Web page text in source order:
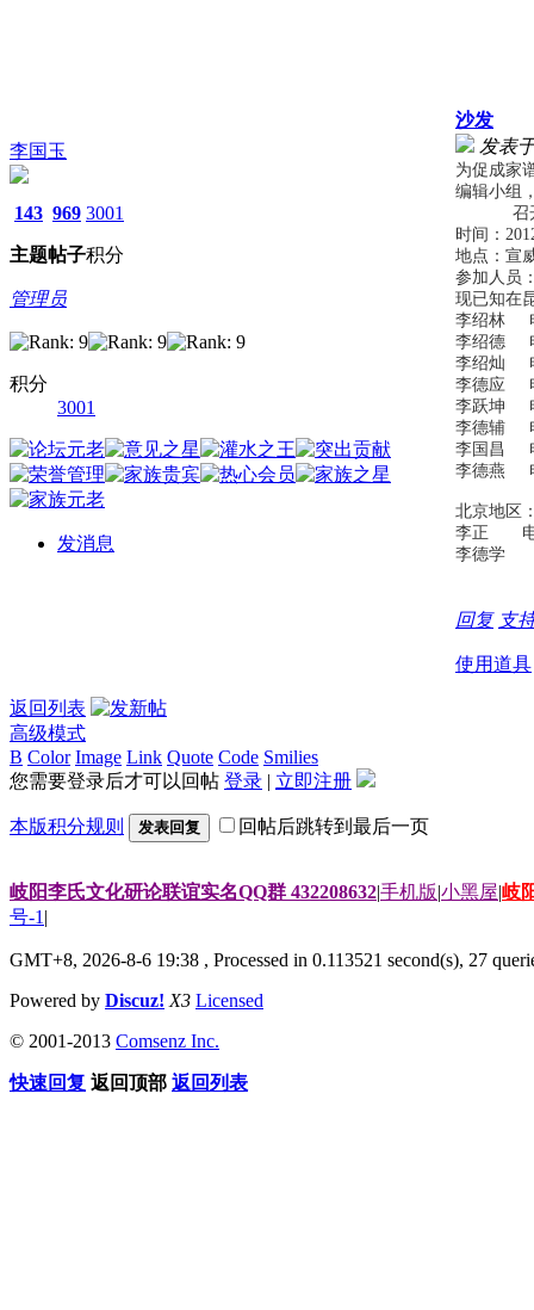
李国玉
143
主题
969
帖子
3001
积分
管理员
积分
3001
发消息
沙发
发表
为促成家
编辑小组
召开成
时间：
地点：宣
参加人员
现已知在
李绍林
李绍
李绍灿
李德应
李跃坤
李
李国昌
李
北京地区
李
李德学
回复 支
使用道具
返回列表
高级模式
B Color Image Link Quote Code Smilies
您需要登录后才可以回帖 登录 | 立即注册
本版积分规则 发表回复 回帖后跳转到最后一页
岐阳李氏文化研论联谊实名QQ群 432208632|手机版|小黑屋|岐
号-1 |
GMT+8, 2026-8-6 19:38 , Processed in 0.113521 second(s), 27
Powered by Discuz! X3 Licensed
© 2001-2013 Comsenz Inc.
快速回复 返回顶部 返回列表